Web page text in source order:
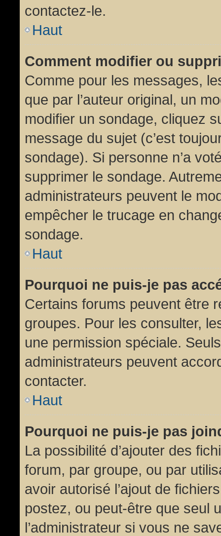
contactez-le.
Haut
Comment modifier ou
Comme pour les messages,
que par l’auteur original, un
modifier un sondage, cliquez
message du sujet (c’est
sondage). Si personne n’a
supprimer le sondage.
administrateurs peuvent le
empêcher le trucage en
sondage.
Haut
Pourquoi ne puis-je pas
Certains forums peuvent être
groupes. Pour les consulter,
une permission spéciale.
administrateurs peuvent
contacter.
Haut
Pourquoi ne puis-je pas
La possibilité d’ajouter des
forum, par groupe, ou par
avoir autorisé l’ajout de
postez, ou peut-être que seul
l’administrateur si vous ne